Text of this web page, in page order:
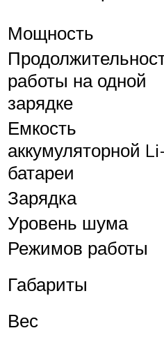
Мощность
работы на одной
зарядке
Емкость
аккумуляторной
батареи
Зарядка
Уровень шума
Режимов работы
Габариты
Вес